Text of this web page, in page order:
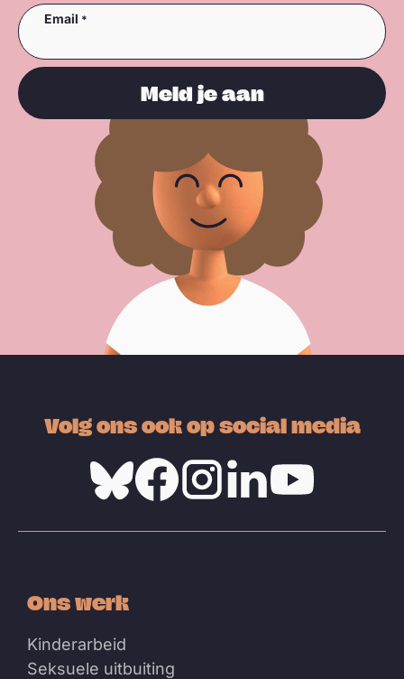
Email
Meld je aan
Volg ons ook op social media
Ons werk
Kinderarbeid
Seksuele uitbuiting